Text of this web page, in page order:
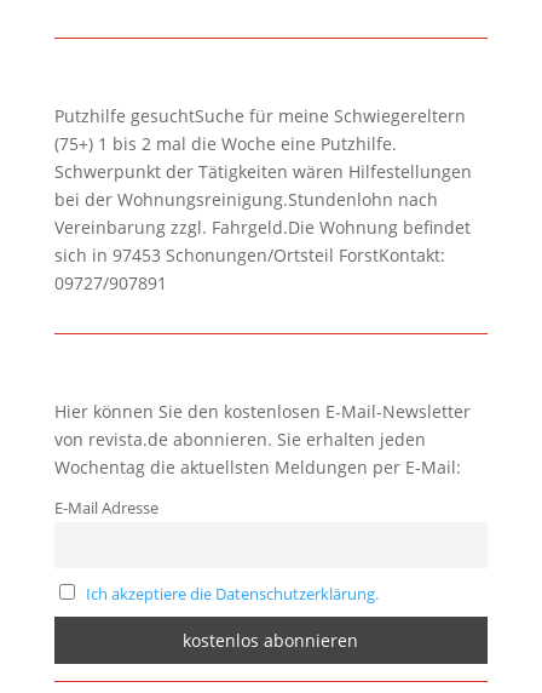
Putzhilfe gesuchtSuche für meine Schwiegereltern
(75+) 1 bis 2 mal die Woche eine Putzhilfe.
Schwerpunkt der Tätigkeiten wären Hilfestellungen
bei der Wohnungsreinigung.Stundenlohn nach
Vereinbarung zzgl. Fahrgeld.Die Wohnung befindet
sich in 97453 Schonungen/Ortsteil ForstKontakt:
09727/907891
Hier können Sie den kostenlosen E-Mail-Newsletter
von revista.de abonnieren. Sie erhalten jeden
Wochentag die aktuellsten Meldungen per E-Mail:
E-Mail Adresse
Ich akzeptiere die Datenschutzerklärung.